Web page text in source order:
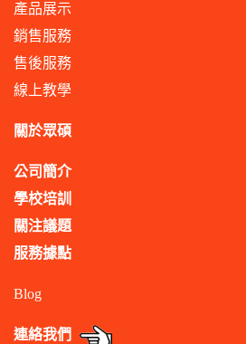
產品展示
銷售服務
售後服務
線上教學
關於眾碩
公司簡介
學校培訓
關注議題
服務據點
Blog
連絡我們